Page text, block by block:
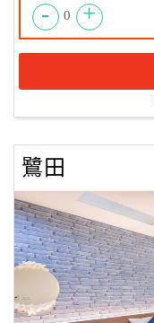
- 0 +
鷺田